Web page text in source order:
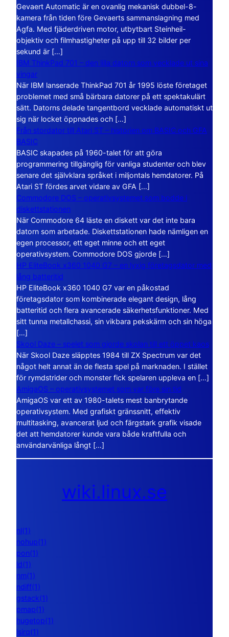
Gevaert Automatic är en ovanlig mekanisk dubbel-8-
kamera från tiden före Gevaerts sammanslagning med
Agfa. Med fjäderdriven motor, utbytbart Steinheil-
objektiv och filmhastigheter på upp till 32 bilder per
sekund är […]
IBM ThinkPad 701 – den lilla datorn som vecklade ut sina
vingar
När IBM lanserade ThinkPad 701 år 1995 löste företaget
problemet med små bärbara datorer på ett spektakulärt
sätt. Datorns delade tangentbord vecklade automatiskt ut
sig när locket öppnades och […]
Från stordator till Atari ST – historien om BASIC och GFA
BASIC
BASIC skapades på 1960-talet för att göra
programmering tillgänglig för vanliga studenter och blev
senare det självklara språket i miljontals hemdatorer. På
Atari ST fördes arvet vidare av GFA […]
Commodore DOS – operativsystemet som bodde i
diskettstationen
När Commodore 64 läste en diskett var det inte bara
datorn som arbetade. Diskettstationen hade nämligen en
egen processor, ett eget minne och ett eget
operativsystem. Commodore DOS gjorde […]
HP EliteBook x360 1040 G7 – en lyxig företagsdator med
lång batteritid
HP EliteBook x360 1040 G7 var en påkostad
företagsdator som kombinerade elegant design, lång
batteritid och flera avancerade säkerhetsfunktioner. Med
sitt tunna metallchassi, sin vikbara pekskärm och sin höga
[…]
Skool Daze – spelet som gjorde skolan till ett öppet kaos
När Skool Daze släpptes 1984 till ZX Spectrum var det
något helt annat än de flesta spel på marknaden. I stället
för rymdstrider och monster fick spelaren uppleva en […]
AmigaOS – operativsystemet som var före sin tid
AmigaOS var ett av 1980-talets mest banbrytande
operativsystem. Med grafiskt gränssnitt, effektiv
multitasking, avancerat ljud och färgstark grafik visade
det att hemdatorer kunde vara både kraftfulla och
användarvänliga långt […]
wiki.linux.se
nl(1)
nohup(1)
pon(1)
ld(1)
nm(1)
ndiff(1)
gstack(1)
pmap(1)
hugetop(1)
lsirq(1)